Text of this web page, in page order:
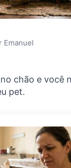
Emanuel
chão e você
pet.